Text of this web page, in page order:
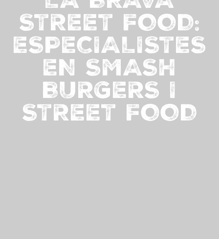
STREET FOOD:
ESPECIALISTES
EN SMASH
BURGERS I
STREET FOOD